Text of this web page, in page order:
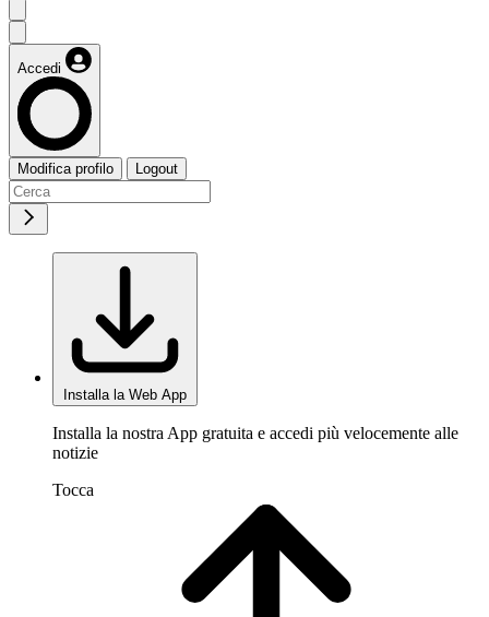
Accedi
Modifica profilo Logout
Installa la Web App
Installa la nostra App gratuita e accedi più velocemente alle
notizie
Tocca